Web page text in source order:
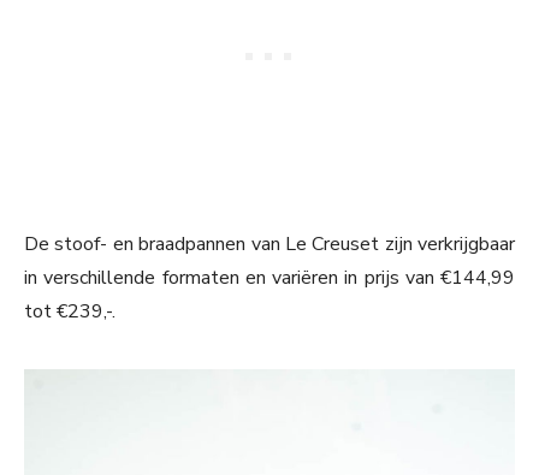
De stoof- en braadpannen van Le Creuset zijn verkrijgbaar
in verschillende formaten en variëren in prijs van €144,99
tot €239,-.